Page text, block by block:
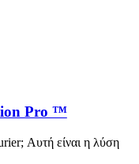
Pro ™
Αυτή είναι η λύση